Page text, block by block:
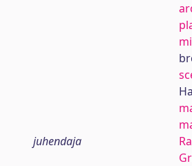
juhendaja